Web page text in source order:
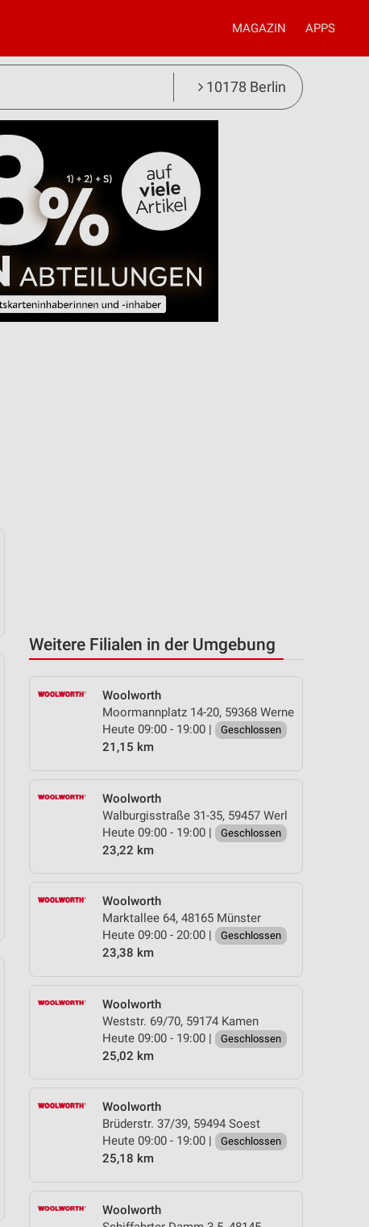
MAGAZIN APPS
10178 Berlin
Weitere Filialen in der Umgebung
Woolworth
Moormannplatz 14-20, 59368 Werne
Heute 09:00 - 19:00 |
Geschlossen
21,15 km
Woolworth
Walburgisstraße 31-35, 59457 Werl
Heute 09:00 - 19:00 |
Geschlossen
23,22 km
Woolworth
Marktallee 64, 48165 Münster
Heute 09:00 - 20:00 |
Geschlossen
23,38 km
Woolworth
Weststr. 69/70, 59174 Kamen
Heute 09:00 - 19:00 |
Geschlossen
25,02 km
Woolworth
Brüderstr. 37/39, 59494 Soest
Heute 09:00 - 19:00 |
Geschlossen
25,18 km
Woolworth